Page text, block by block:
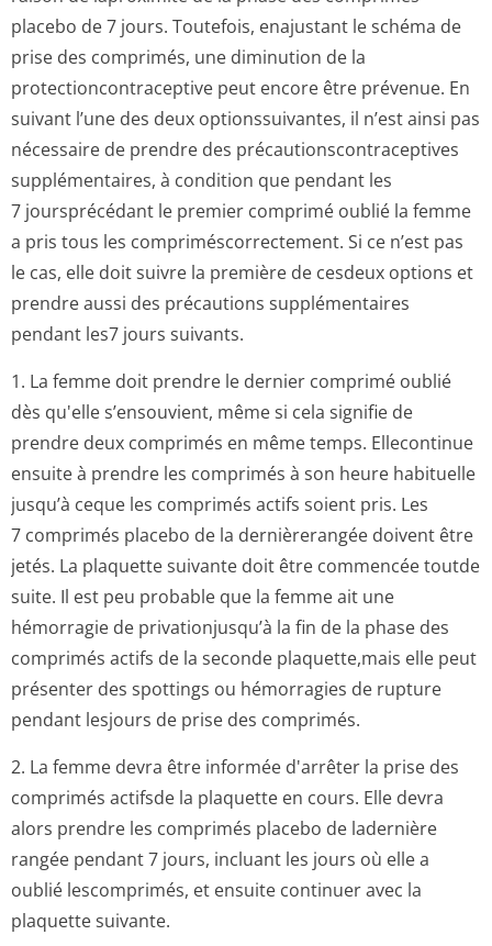
placebo de 7 jours. Toutefois, enajustant le schéma de
prise des comprimés, une diminution de la
protectioncon­traceptive peut encore être prévenue. En
suivant l’une des deux optionssuivantes, il n’est ainsi pas
nécessaire de prendre des précautionscon­traceptives
supplémentaires, à condition que pendant les
7 joursprécédant le premier comprimé oublié la femme
a pris tous les compriméscorrec­tement. Si ce n’est pas
le cas, elle doit suivre la première de cesdeux options et
prendre aussi des précautions supplémentaires
pendant les7 jours suivants.
1. La femme doit prendre le dernier comprimé oublié
dès qu'elle s’ensouvient, même si cela signifie de
prendre deux comprimés en même temps. Ellecontinue
ensuite à prendre les comprimés à son heure habituelle
jusqu’à ceque les comprimés actifs soient pris. Les
7 comprimés placebo de la dernièrerangée doivent être
jetés. La plaquette suivante doit être commencée toutde
suite. Il est peu probable que la femme ait une
hémorragie de privationjusqu’à la fin de la phase des
comprimés actifs de la seconde plaquette,mais elle peut
présenter des spottings ou hémorragies de rupture
pendant lesjours de prise des comprimés.
2. La femme devra être informée d'arrêter la prise des
comprimés actifsde la plaquette en cours. Elle devra
alors prendre les comprimés placebo de ladernière
rangée pendant 7 jours, incluant les jours où elle a
oublié lescomprimés, et ensuite continuer avec la
plaquette suivante.